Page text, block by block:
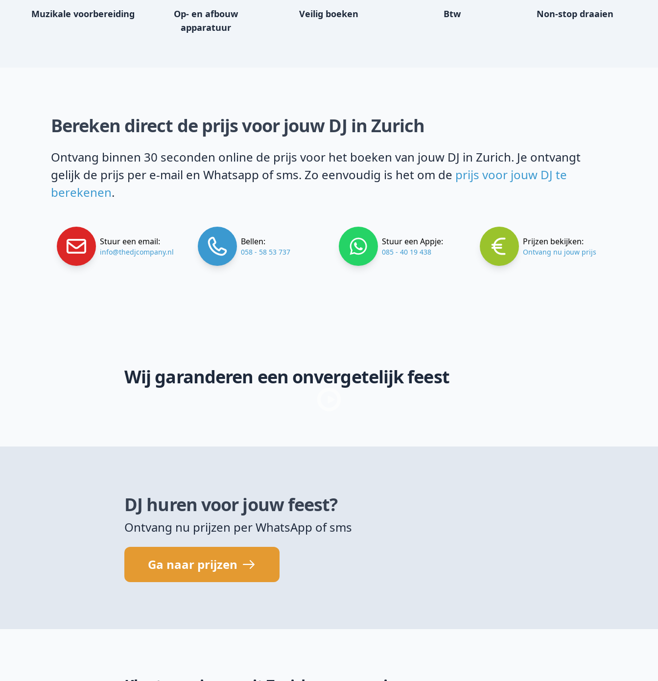
Muzikale voorbereiding
Op- en afbouw
apparatuur
Veilig boeken Btw Non-stop draaien
Bereken direct de prijs voor jouw DJ in Zurich
Ontvang binnen 30 seconden online de prijs voor het boeken van jouw DJ in Zurich. Je ontvangt
gelijk de prijs per e-mail en Whatsapp of sms. Zo eenvoudig is het om de prijs voor jouw DJ te
berekenen.
Stuur een email:
info@thedjcompany.nl
Bellen:
058 - 58 53 737
Stuur een Appje:
085 - 40 19 438
Prijzen bekijken:
Ontvang nu jouw prijs
Wij garanderen een onvergetelijk feest
DJ huren voor jouw feest?
Ontvang nu prijzen per WhatsApp of sms
Ga naar prijzen